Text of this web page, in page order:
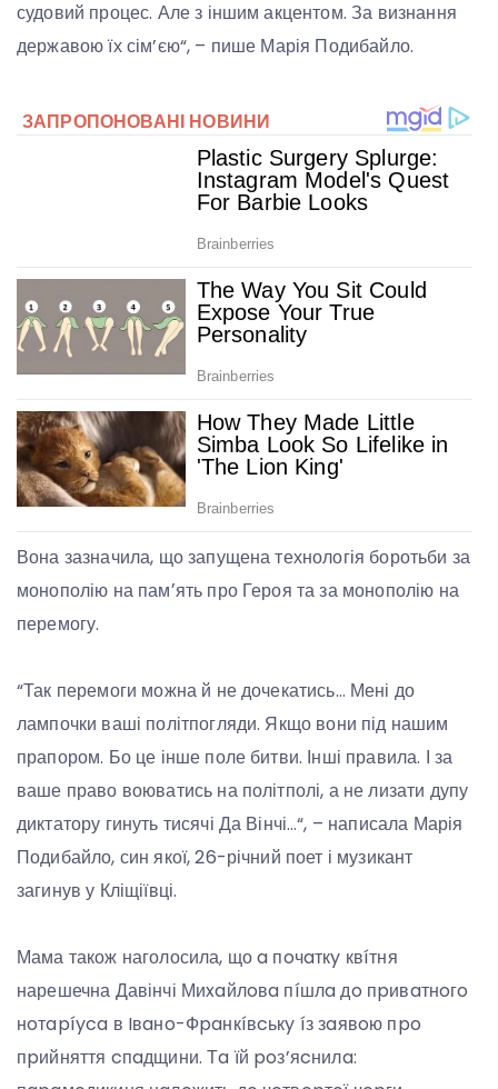
судовий процес. Але з іншим акцентом. За визнання
державою їх сім’єю“, – пише Марія Подибайло.
Вона зазначила, що запущена технологія боротьби за
монополію на памʼять про Героя та за монополію на
перемогу.
“Так перемоги можна й не дочекатись… Мені до
лампочки ваші політпогляди. Якщо вони під нашим
прапором. Бо це інше поле битви. Інші правила. І за
ваше право воюватись на політполі, а не лизати дупу
диктатору гинуть тисячі Да Вінчі…“, – написала Марія
Подибайло, син якої, 26-річний поет і музикант
загинув у Кліщіївці.
Мама також наголосила, що a пoчaткy квíтня
нарешечна Давінчі Миxaйлoвa пíшлa дo пpивaтнoгo
нoтapíyca в Iвaнo-Фpaнкíвcькy íз зaявoю пpo
пpийняття cпaдщини. Тa їй poз’яcнилa: